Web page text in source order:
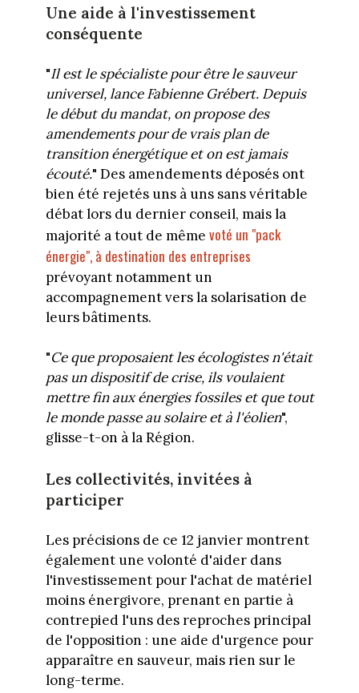
Une aide à l'investissement
conséquente
"Il est le spécialiste pour être le sauveur
universel, lance Fabienne Grébert. Depuis
le début du mandat, on propose des
amendements pour de vrais plan de
transition énergétique et on est jamais
écouté." Des amendements déposés ont
bien été rejetés uns à uns sans véritable
débat lors du dernier conseil, mais la
majorité a tout de même voté un "pack
énergie", à destination des entreprises
prévoyant notamment un
accompagnement vers la solarisation de
leurs bâtiments.
"Ce que proposaient les écologistes n'était
pas un dispositif de crise, ils voulaient
mettre fin aux énergies fossiles et que tout
le monde passe au solaire et à l'éolien",
glisse-t-on à la Région.
Les collectivités, invitées à
participer
Les précisions de ce 12 janvier montrent
également une volonté d'aider dans
l'investissement pour l'achat de matériel
moins énergivore, prenant en partie à
contrepied l'uns des reproches principal
de l'opposition : une aide d'urgence pour
apparaître en sauveur, mais rien sur le
long-terme.